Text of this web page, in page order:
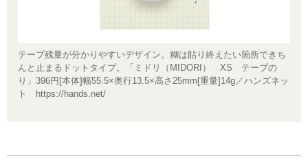
テープ残量が分かりやすいデザイン。糊は貼り終えたい箇所できち
んと止まるドットタイプ。「ミドリ（MIDORI） XS テープの
り」396円[本体]幅55.5×奥行13.5×高さ25mm[重量]14g／ハンズネッ
ト https://hands.net/